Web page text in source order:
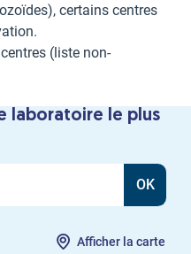
certains centres
(liste non-
laboratoire le plus
OK
Afficher la carte